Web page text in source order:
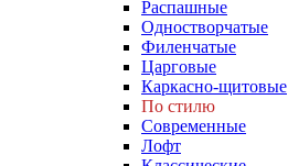
Распашные
Одностворчатые
Филенчатые
Царговые
Каркасно-щитовые
По стилю
Современные
Лофт